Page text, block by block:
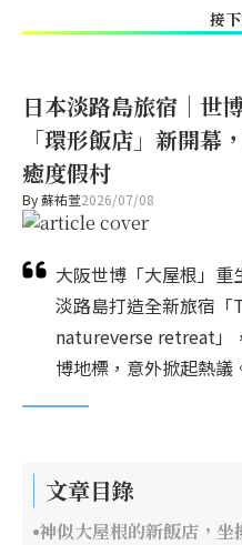
接
日本淡路島旅宿｜世
「環形飯店」新開幕
癒度假村
By蘇祐萱2026/07/08
大阪世博「大屋根」
淡路島打造全新旅宿「
natureverse retreat」
博地標，意外掀起熱議
文章目錄
神似大屋根的新飯店，